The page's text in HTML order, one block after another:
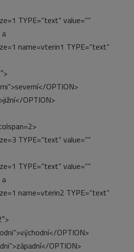
TYPE=“text“ value=““
name=vterin1 TYPE=“text“
OPTION>
OPTION>
TYPE=“text“ value=““
TYPE=“text“ value=““
name=vterin2 TYPE=“text“
OPTION>
OPTION>